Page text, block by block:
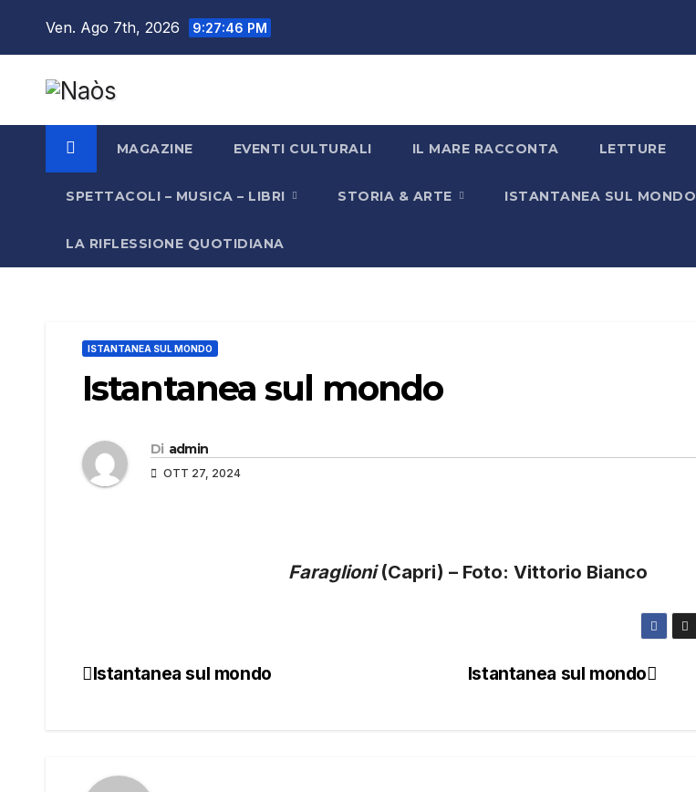
Ven. Ago 7th, 2026 9:27:46 PM
MAGAZINE EVENTI CULTURALI IL MARE RACCONTA LETTURE
SPETTACOLI – MUSICA – LIBRI STORIA & ARTE ISTANTANEA SUL MONDO
LA RIFLESSIONE QUOTIDIANA
ISTANTANEA SUL MONDO
Istantanea sul mondo
Di admin
OTT 27, 2024
Faraglioni(Capri) – Foto: Vittorio Bianco
Navigazione
Istantanea sul mondo
Istantanea sul mondo